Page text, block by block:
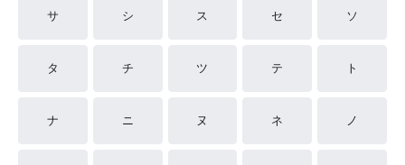
サ シ ス セ ソ
タ チ ツ テ ト
ナ ニ ヌ ネ ノ